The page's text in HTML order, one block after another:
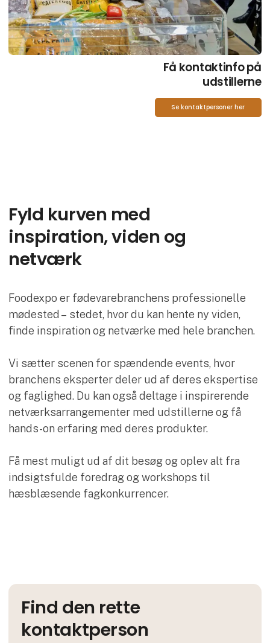
Få kontaktinfo på
udstillerne
Se kontaktpersoner her
Fyld kurven med
inspiration, viden og
netværk
Foodexpo er fødevarebranchens professionelle
mødested – stedet, hvor du kan hente ny viden,
finde inspiration og netværke med hele branchen.
Vi sætter scenen for spændende events, hvor
branchens eksperter deler ud af deres ekspertise
og faglighed. Du kan også deltage i inspirerende
netværksarrangementer med udstillerne og få
hands-on erfaring med deres produkter.
Få mest muligt ud af dit besøg og oplev alt fra
indsigtsfulde foredrag og workshops til
hæsblæsende fagkonkurrencer.
Find den rette
kontaktperson